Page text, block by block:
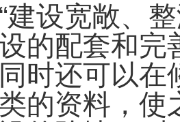
宽敞、整
的配套和完
时还可以在
的资料，使